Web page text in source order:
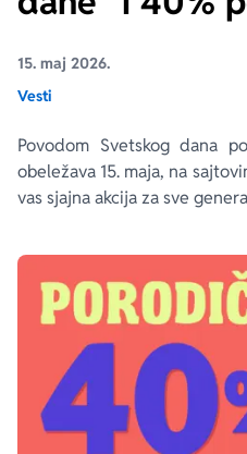
15. maj 2026.
Vesti
Povodom Svetskog dana
obeležava 15. maja, na
vas sjajna akcija za sve
Ekranizovane knjige
E-knjige
Poezija
Biografija
Bojan Ljubenović
Milica Jakovljević Mir-Jam
Peter Handke
Elif Šafak